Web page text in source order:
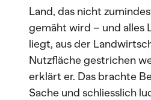
Land, das nicht
gemäht wird – und alles
liegt, aus der
Nutzfläche gestrichen
erklärt er. Das brachte
Sache und schliesslich